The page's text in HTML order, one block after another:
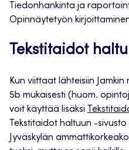
Tiedonhankinta ja
Opinnäytetyön
Tekstitaidot
Kun viittaat lähteisiin
5b mukaisesti (huom.
voit käyttää lisäksi
Tekstitaidot haltuun -
Jyväskylän